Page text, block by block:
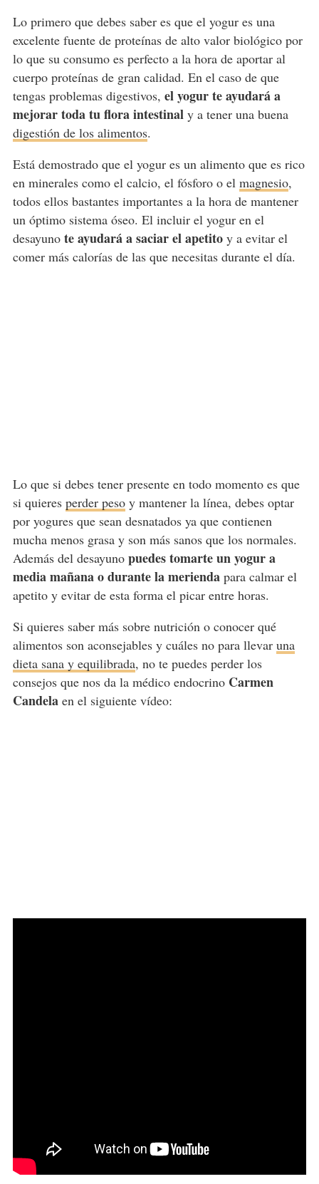
Lo primero que debes saber es que el yogur es una
excelente fuente de proteínas de alto valor biológico por
lo que su consumo es perfecto a la hora de aportar al
cuerpo proteínas de gran calidad. En el caso de que
tengas problemas digestivos, el yogur te ayudará a
mejorar toda tu flora intestinal y a tener una buena
digestión de los alimentos.
Está demostrado que el yogur es un alimento que es rico
en minerales como el calcio, el fósforo o el magnesio,
todos ellos bastantes importantes a la hora de mantener
un óptimo sistema óseo. El incluir el yogur en el
desayunote ayudará a saciar el apetitoy a evitar el
comer más calorías de las que necesitas durante el día.
Lo que si debes tener presente en todo momento es que
si quieres perder pesoy mantener la línea, debes optar
por yogures que sean desnatados ya que contienen
mucha menos grasa y son más sanos que los normales.
Además del desayunopuedes tomarte un yogur a
media mañana o durante la meriendapara calmar el
apetito y evitar de esta forma el picar entre horas.
Si quieres saber más sobre nutrición o conocer qué
alimentos son aconsejables y cuáles no para llevar una
dieta sana y equilibrada, no te puedes perder los
consejos que nos da la médico endocrino Carmen
Candela en el siguiente vídeo: